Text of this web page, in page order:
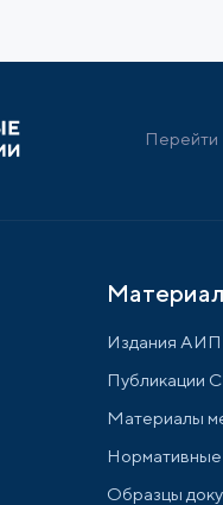
Перейти
Издания АИП
Публикации
Материалы
Образцы